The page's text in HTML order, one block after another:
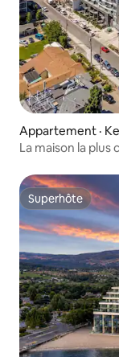
Appartement ·
La maison la plus
Superhôte
Superhôte